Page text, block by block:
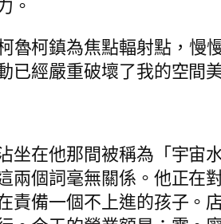
。
柯鎮為焦點輻射點，慢
經嚴重破壞了我的空間
坐在他那間被稱為「宇宙
個詞毫無關係。他正在
備一個不上進的孩子。